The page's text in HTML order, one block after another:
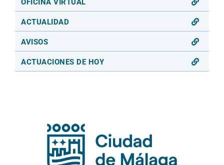
OFICINA VIRTUAL
ACTUALIDAD
AVISOS
ACTUACIONES DE HOY